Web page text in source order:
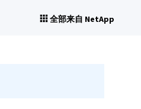
全部来自 NetApp